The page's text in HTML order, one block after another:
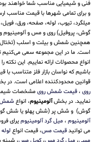
فنی و شیمیایی مناسب شما خواهند
و برای تمامی شهرها با قیمت مناسب
میلگرد، تیوب، لوله، صفحه، ورق،
گوش، پروفیل) روی و مس و آلومینیوم
همچنین شمش و بیلت و اسلب (تختال)
است. ما در این مجموعه سعی می‌کنیم تا
انواع محصولات ارائه نماییم. این نکته
باشیم که نواسان بازار فلز متناسب با
قوانین محدودکننده اعلامی است. در
روی ، قیمت شمش رویمشخصات
نمایید. در بخشآلومینیوم، انواع شمش
گوش) و شش پر (شش پهلو یا شش
آلومینیوم ، میل گرد آلومینیومیرای
می توانیدقیمت مس، قیمت انواع